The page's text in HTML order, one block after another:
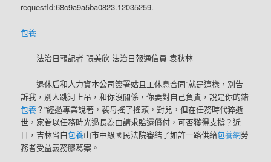
requestId:68c9a9a5ba0823.12035259.
包養
法治日報記者 張美欣 法治日報通信員 袁秋林
退休后和人力資本公司簽署姑且工休息合同“就是這樣，別告
訴我，別人跳河上吊，和你沒關係，你要對自己負責，說是你的錯
包養？”經過專業說著，裴母搖了搖頭，對兒，但在任務時代猝逝
世，家眷以任務時光過長為由請求賠還償付，可否獲得支撐？近
日，吉林省白包養山市中級國民法院審結了如許一路供給包養網勞
務者受益義務膠葛案。